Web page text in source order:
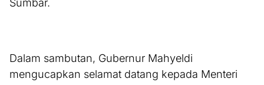
Sumbar.
Dalam sambutan, Gubernur Mahyeldi
mengucapkan selamat datang kepada Menteri